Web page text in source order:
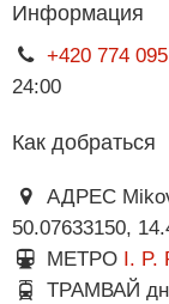
Информация
+420 774
24:00
Как добраться
АДРЕС
50.07633150,
МЕТРО I. P.
ТРАМВАЙ